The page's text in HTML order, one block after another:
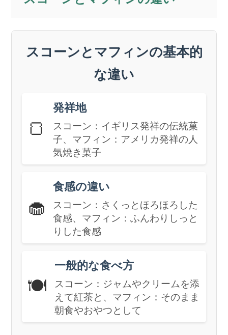
スコーンとマフィンの基本的
な違い
🍞
発祥地
スコーン：イギリス発祥の伝統菓
子、マフィン：アメリカ発祥の人
気焼き菓子
🧁
食感の違い
スコーン：さくっとほろほろした
食感、マフィン：ふんわりしっと
りした食感
🍽️
一般的な食べ方
スコーン：ジャムやクリームを添
えて紅茶と、マフィン：そのまま
朝食やおやつとして